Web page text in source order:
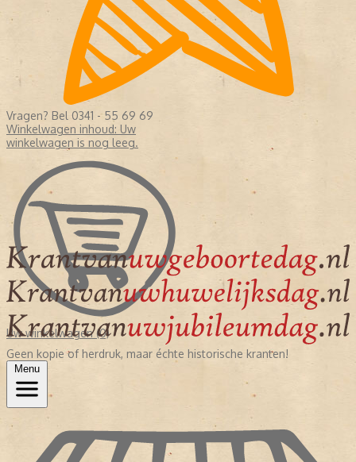
Vragen? Bel 0341 - 55 69 69
Winkelwagen inhoud: Uw
winkelwagen is nog leeg.
Uw winkelwagen (0)
Geen kopie of herdruk, maar échte historische kranten!
Menu